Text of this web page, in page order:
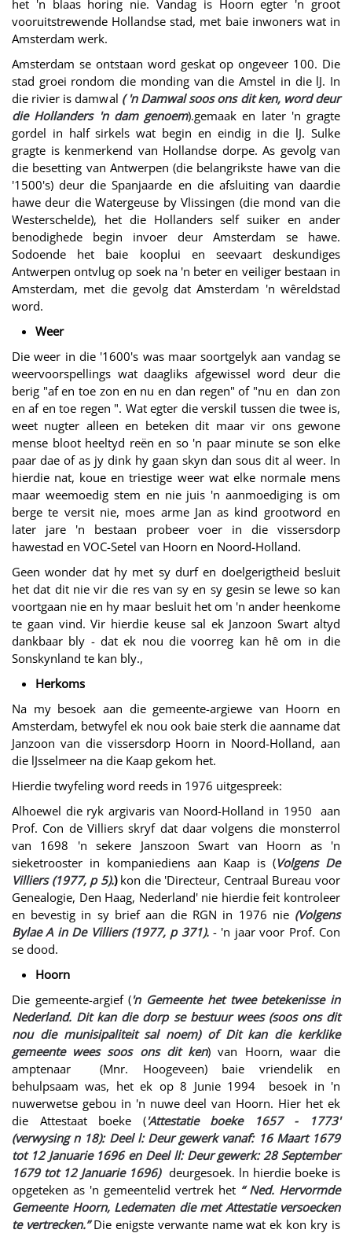
het 'n blaas horing nie. Vandag is Hoorn egter 'n groot
vooruitstrewende Hollandse stad, met baie inwoners wat in
Amsterdam werk.
Amsterdam se ontstaan word geskat op ongeveer 100. Die
stad groei rondom die monding van die Amstel in die lJ. In
die rivier is damwal ( 'n Damwal soos ons dit ken, word deur
die Hollanders 'n dam genoem).gemaak en later 'n gragte
gordel in half sirkels wat begin en eindig in die lJ. Sulke
gragte is kenmerkend van Hollandse dorpe. As gevolg van
die besetting van Antwerpen (die belangrikste hawe van die
'1500's) deur die Spanjaarde en die afsluiting van daardie
hawe deur die Watergeuse by Vlissingen (die mond van die
Westerschelde), het die Hollanders self suiker en ander
benodighede begin invoer deur Amsterdam se hawe.
Sodoende het baie kooplui en seevaart deskundiges
Antwerpen ontvlug op soek na 'n beter en veiliger bestaan in
Amsterdam, met die gevolg dat Amsterdam 'n wêreldstad
word.
Weer
Die weer in die '1600's was maar soortgelyk aan vandag se
weervoorspellings wat daagliks afgewissel word deur die
berig "af en toe zon en nu en dan regen" of "nu en dan zon
en af en toe regen ". Wat egter die verskil tussen die twee is,
weet nugter alleen en beteken dit maar vir ons gewone
mense bloot heeltyd reën en so 'n paar minute se son elke
paar dae of as jy dink hy gaan skyn dan sous dit al weer. In
hierdie nat, koue en triestige weer wat elke normale mens
maar weemoedig stem en nie juis 'n aanmoediging is om
berge te versit nie, moes arme Jan as kind grootword en
later jare 'n bestaan probeer voer in die vissersdorp
hawestad en VOC-Setel van Hoorn en Noord-Holland.
Geen wonder dat hy met sy durf en doelgerigtheid besluit
het dat dit nie vir die res van sy en sy gesin se lewe so kan
voortgaan nie en hy maar besluit het om 'n ander heenkome
te gaan vind. Vir hierdie keuse sal ek Janzoon Swart altyd
dankbaar bly - dat ek nou die voorreg kan hê om in die
Sonskynland te kan bly.,
Herkoms
Na my besoek aan die gemeente-argiewe van Hoorn en
Amsterdam, betwyfel ek nou ook baie sterk die aanname dat
Janzoon van die vissersdorp Hoorn in Noord-Holland, aan
die lJsselmeer na die Kaap gekom het.
Hierdie twyfeling word reeds in 1976 uitgespreek:
Alhoewel die ryk argivaris van Noord-Holland in 1950 aan
Prof. Con de Villiers skryf dat daar volgens die monsterrol
van 1698 'n sekere Janszoon Swart van Hoorn as 'n
sieketrooster in kompaniediens aan Kaap is (Volgens De
Villiers (1977, p 5).) kon die 'Directeur, Centraal Bureau voor
Genealogie, Den Haag, Nederland' nie hierdie feit kontroleer
en bevestig in sy brief aan die RGN in 1976 nie (Volgens
Bylae A in De Villiers (1977, p 371).- 'n jaar voor Prof. Con
se dood.
Hoorn
Die gemeente-argief ('n Gemeente het twee betekenisse in
Nederland. Dit kan die dorp se bestuur wees (soos ons dit
nou die munisipaliteit sal noem) of Dit kan die kerklike
gemeente wees soos ons dit ken) van Hoorn, waar die
amptenaar (Mnr. Hoogeveen) baie vriendelik en
behulpsaam was, het ek op 8 Junie 1994 besoek in 'n
nuwerwetse gebou in 'n nuwe deel van Hoorn. Hier het ek
die Attestaat boeke ('Attestatie boeke 1657 - 1773'
(verwysing n 18): Deel l: Deur gewerk vanaf: 16 Maart 1679
tot 12 Januarie 1696 en Deel ll: Deur gewerk: 28 September
1679 tot 12 Januarie 1696) deurgesoek. ln hierdie boeke is
opgeteken as 'n gemeentelid vertrek het “ Ned. Hervormde
Gemeente Hoorn, Ledematen die met Attestatie versoecken
te vertrecken.”Die enigste verwante name wat ek kon kry is